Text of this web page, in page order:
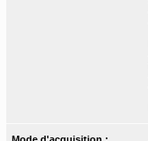
Mode d'acquisition :